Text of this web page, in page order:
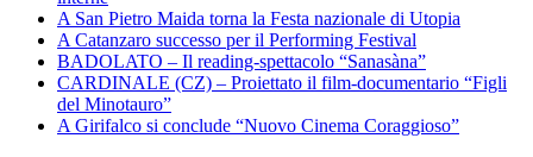
A San Pietro Maida torna la Festa nazionale di Utopia
A Catanzaro successo per il Performing Festival
BADOLATO – Il reading-spettacolo “Sanasàna”
CARDINALE (CZ) – Proiettato il film-documentario “Figli
del Minotauro”
A Girifalco si conclude “Nuovo Cinema Coraggioso”